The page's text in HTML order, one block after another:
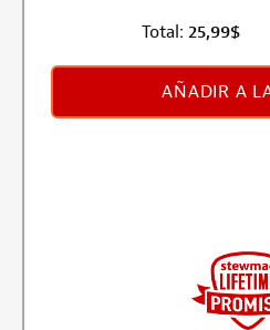
Total: 25,99$
AÑADIR A